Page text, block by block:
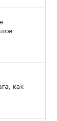
как